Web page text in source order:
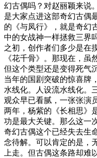
幻古偶吗？对赵丽颖来说
是大家点进这部奇幻古偶
的《与凤行》，就是奇幻
中的女战神一样拯救三界
之初，创作者们多少是在
《花千骨》。那现在，虽
但这个类型还是变得死气
当年的国剧突破的惊喜牌
水线化。人设流水线化。
观众早已看腻，一张张演
两年，杨紫的《长相思》
功是最大关键。那么这一
奇幻古偶这个已经失去生
念待解。可以肯定的是，
上走。但古偶这条路却